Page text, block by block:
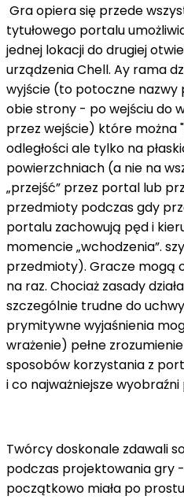
Gra opiera się przede
tytułowego portalu
jednej lokacji do drugiej
urządzenia Chell. Ay rama
wyjście (to potoczne nazwy
obie strony - po wejściu do
przez wejście) które można
odległości ale tylko na
powierzchniach (a nie na
„przejść” przez portal lub
przedmioty podczas gdy
portalu zachowują pęd i
momencie „wchodzenia”.
przedmioty). Gracze mogą
na raz. Chociaż zasady
szczególnie trudne do
prymitywne wyjaśnienia
wrażenie) pełne
sposobów korzystania z
i co najważniejsze
Twórcy doskonale zdawali
podczas projektowania gry
początkowo miała po